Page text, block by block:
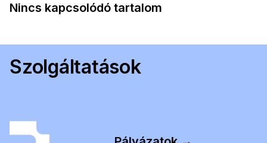
Nincs kapcsolódó tartalom
Szolgáltatások